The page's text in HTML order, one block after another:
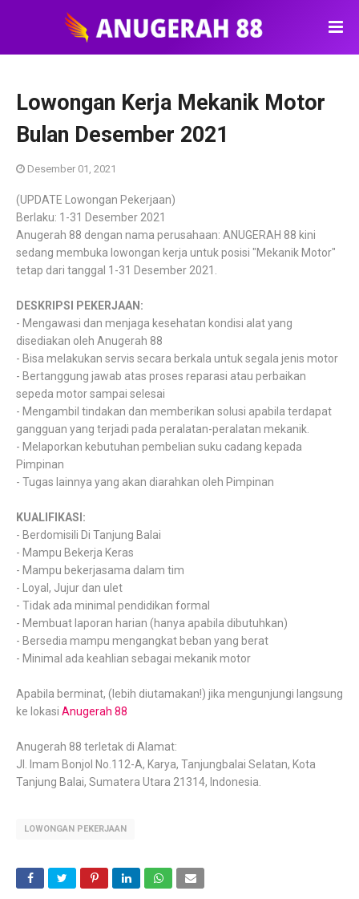
Lowongan Kerja Mekanik Motor
Bulan Desember 2021
Desember 01, 2021
(UPDATE Lowongan Pekerjaan)
Berlaku: 1-31 Desember 2021
Anugerah 88 dengan nama perusahaan: ANUGERAH 88 kini
sedang membuka lowongan kerja untuk posisi "Mekanik Motor"
tetap dari tanggal 1-31 Desember 2021.
DESKRIPSI PEKERJAAN:
- Mengawasi dan menjaga kesehatan kondisi alat yang
disediakan oleh Anugerah 88
- Bisa melakukan servis secara berkala untuk segala jenis motor
- Bertanggung jawab atas proses reparasi atau perbaikan
sepeda motor sampai selesai
- Mengambil tindakan dan memberikan solusi apabila terdapat
gangguan yang terjadi pada peralatan-peralatan mekanik.
- Melaporkan kebutuhan pembelian suku cadang kepada
Pimpinan
- Tugas lainnya yang akan diarahkan oleh Pimpinan
KUALIFIKASI:
- Berdomisili Di Tanjung Balai
- Mampu Bekerja Keras
- Mampu bekerjasama dalam tim
- Loyal, Jujur dan ulet
- Tidak ada minimal pendidikan formal
- Membuat laporan harian (hanya apabila dibutuhkan)
- Bersedia mampu mengangkat beban yang berat
- Minimal ada keahlian sebagai mekanik motor
Apabila berminat, (lebih diutamakan!) jika mengunjungi langsung
ke lokasi Anugerah 88
Anugerah 88 terletak di Alamat:
Jl. Imam Bonjol No.112-A, Karya, Tanjungbalai Selatan, Kota
Tanjung Balai, Sumatera Utara 21314, Indonesia.
LOWONGAN PEKERJAAN